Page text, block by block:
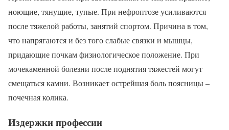
ноющие, тянущие, тупые. При нефроптозе усиливаются
после тяжелой работы, занятий спортом. Причина в том,
что напрягаются и без того слабые связки и мышцы,
придающие почкам физиологическое положение. При
мочекаменной болезни после поднятия тяжестей могут
смещаться камни. Возникает острейшая боль поясницы –
почечная колика.
Издержки профессии